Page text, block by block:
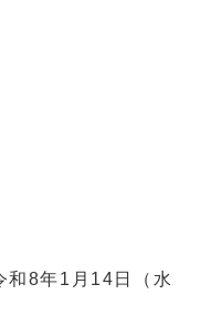
和8年1月14日（水